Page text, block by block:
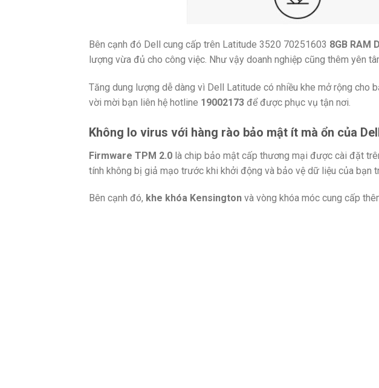
Bên cạnh đó Dell cung cấp trên Latitude 3520 70251603 8GB RAM
lượng vừa đủ cho công việc. Như vậy doanh nghiệp cũng thêm yên
Tăng dung lượng dễ dàng vì Dell Latitude có nhiều khe mở rộng
vời mời bạn liên hệ hotline 19002173 để được phục vụ tận nơi.
Không lo virus với hàng rào bảo mật ít mà ổn của
Firmware TPM 2.0 là chip bảo mật cấp thương mại được cài đặt
tính không bị giả mạo trước khi khởi động và bảo vệ dữ liệu của bạn
Bên cạnh đó, khe khóa Kensington và vòng khóa móc cung cấp